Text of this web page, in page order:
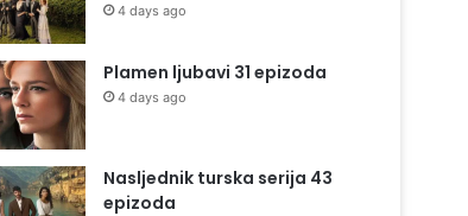
4 days ago
Plamen ljubavi 31 epizoda
4 days ago
Nasljednik turska serija 43
epizoda